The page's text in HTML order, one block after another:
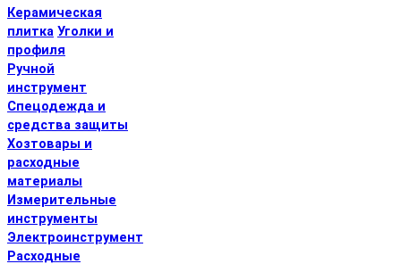
Керамическая
плитка Уголки и
профиля
Ручной
инструмент
Спецодежда и
средства защиты
Хозтовары и
расходные
материалы
Измерительные
инструменты
Электроинструмент
Расходные